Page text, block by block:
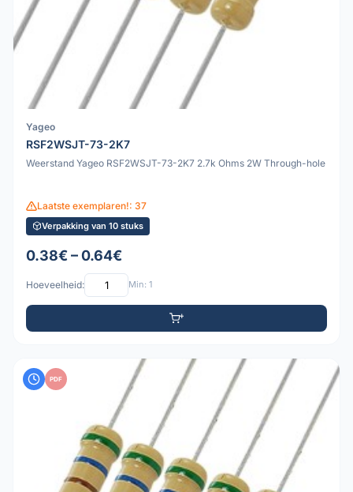
Yageo
RSF2WSJT-73-2K7
Weerstand Yageo RSF2WSJT-73-2K7 2.7k Ohms 2W Through-hole
Laatste exemplaren!: 37
Verpakking van 10 stuks
0.38€ – 0.64€
Hoeveelheid: Min: 1
PDF